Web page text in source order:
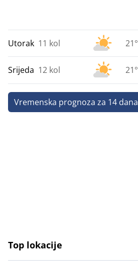
Utorak 11 kol 21°
Srijeda 12 kol 21°
Vremenska prognoza za 14 dana
Top lokacije